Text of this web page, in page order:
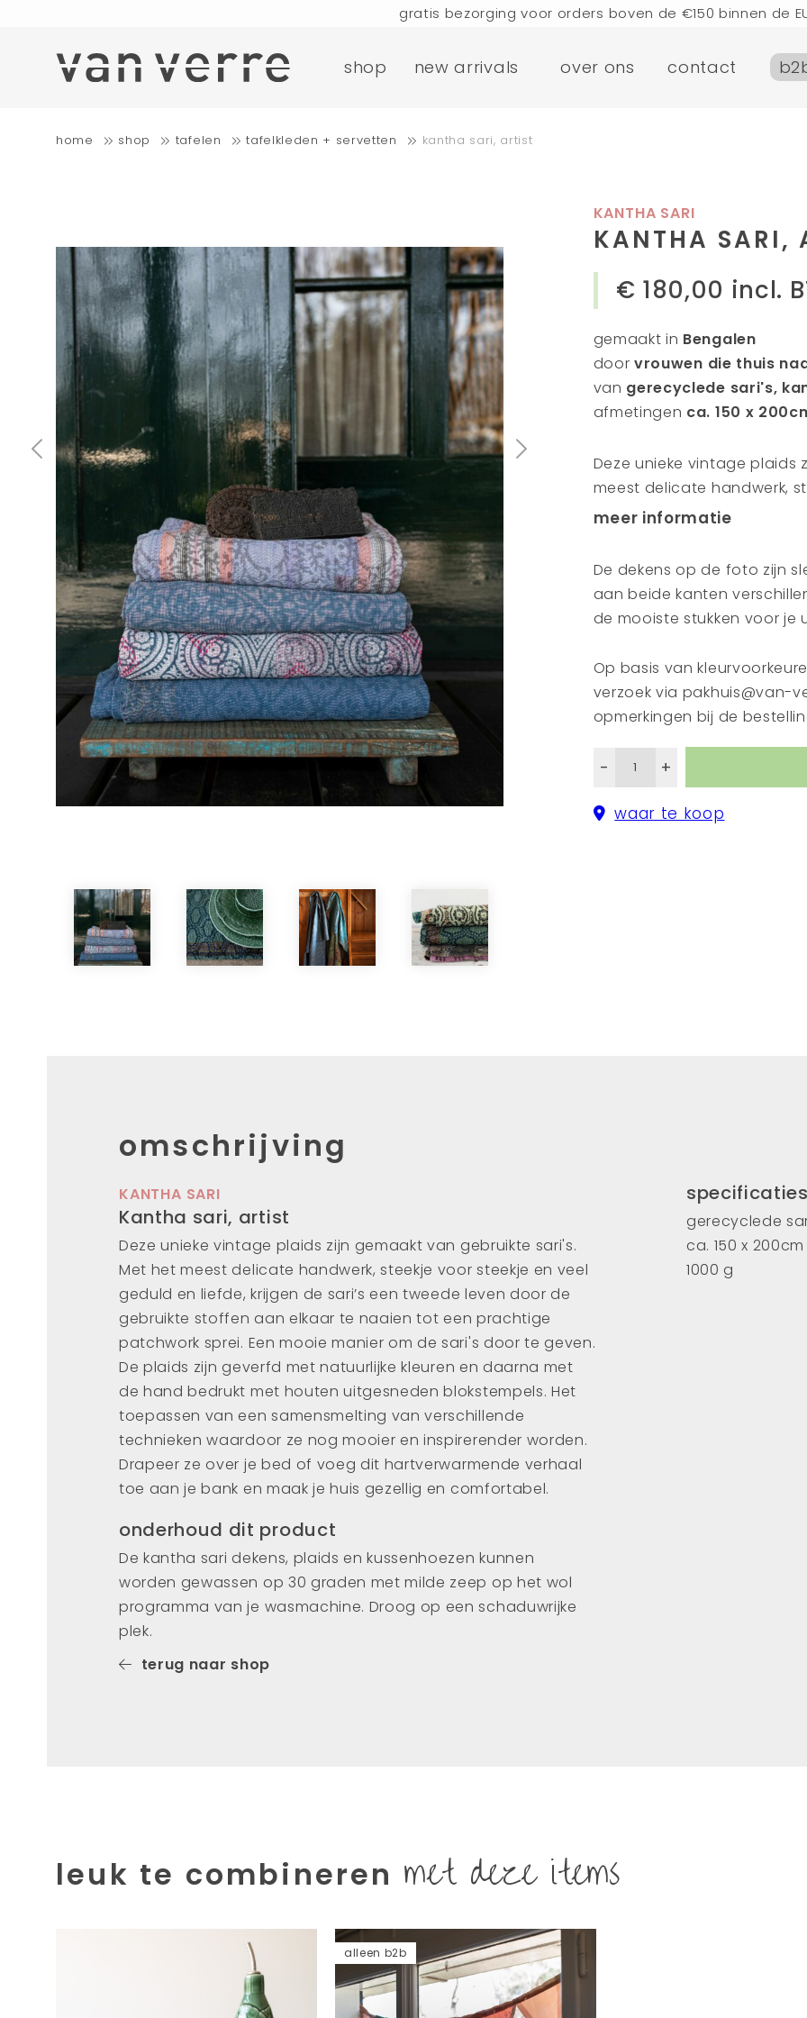
gratis bezorging voor orders boven de €150 binnen de
bezoek onze winkel in Amsterdam!
gratis bezorging voor orders boven de €150 binnen de
handgemaakte producten vol verhalen
shop new arrivals over ons contact
home shop tafelen tafelkleden + servetten kantha sari, artist
KANTHA SARI
KANTHA SARI,
€ 180,00 incl.
gemaakt in Bengalen
doorvrouwen die thuis
van gerecyclede sari's,
afmetingen ca. 150 x
Deze unieke vintage plaids
meest delicate handwerk,
krijgen de sari’s een
door te geven. De plaids
met de hand bedrukt met
toepassen van een
waardoor ze nog mooier
of voeg dit
gezellig en comfortabel.
meer informatie
De dekens op de foto zijn
aan beide kanten
de mooiste stukken voor je
Op basis van
verzoek via pakhuis@van-
opmerkingen bij de
- +
waar te koop
omschrijving
KANTHA SARI
Kantha sari, artist
Deze unieke vintage plaids zijn gemaakt van gebruikte sari's.
Met het meest delicate handwerk, steekje voor steekje en veel
geduld en liefde, krijgen de sari’s een tweede leven door de
gebruikte stoffen aan elkaar te naaien tot een prachtige
patchwork sprei. Een mooie manier om de sari's door te geven.
De plaids zijn geverfd met natuurlijke kleuren en daarna met
de hand bedrukt met houten uitgesneden blokstempels. Het
toepassen van een samensmelting van verschillende
technieken waardoor ze nog mooier en inspirerender worden.
Drapeer ze over je bed of voeg dit hartverwarmende verhaal
toe aan je bank en maak je huis gezellig en comfortabel.
onderhoud dit product
De kantha sari dekens, plaids en kussenhoezen kunnen
worden gewassen op 30 graden met milde zeep op het wol
programma van je wasmachine. Droog op een schaduwrijke
plek.
terug naar shop
gerecyclede
ca. 150 x 200cm
1000 g
leuk te combineren met deze items
alleen b2b